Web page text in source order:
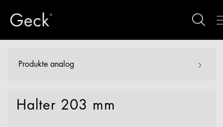
Produkte analog
Halter 203 mm